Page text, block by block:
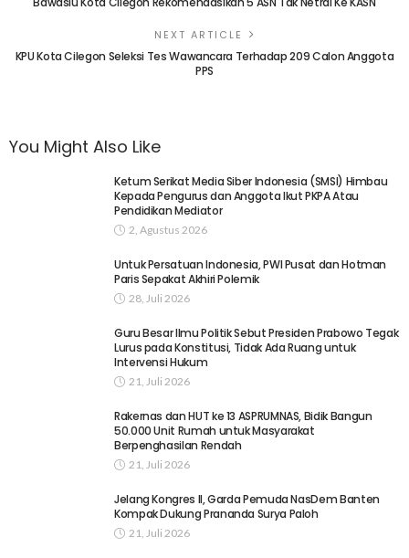
NEXT ARTICLE
KPU Kota Cilegon Seleksi Tes Wawancara Terhadap 209 Calon Anggota
PPS
You Might Also Like
Ketum Serikat Media Siber Indonesia (SMSI) Himbau
Kepada Pengurus dan Anggota Ikut PKPA Atau
Pendidikan Mediator
2, Agustus 2026
Untuk Persatuan Indonesia, PWI Pusat dan Hotman
Paris Sepakat Akhiri Polemik
28, Juli 2026
Guru Besar Ilmu Politik Sebut Presiden Prabowo Tegak
Lurus pada Konstitusi, Tidak Ada Ruang untuk
Intervensi Hukum
21, Juli 2026
Rakernas dan HUT ke 13 ASPRUMNAS, Bidik Bangun
50.000 Unit Rumah untuk Masyarakat
Berpenghasilan Rendah
21, Juli 2026
Jelang Kongres II, Garda Pemuda NasDem Banten
Kompak Dukung Prananda Surya Paloh
21, Juli 2026